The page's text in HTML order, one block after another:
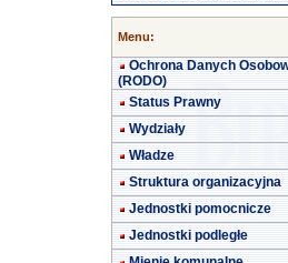
Menu:
Ochrona Danych
(RODO)
Status Prawny
Wydziały
Władze
Struktura organizacyjna
Jednostki pomocnicze
Jednostki podległe